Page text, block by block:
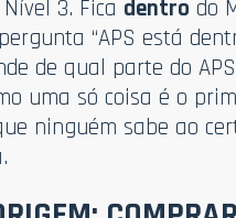
3. Fica dentro do
“APS está
de qual parte do
uma só coisa é o
ninguém sabe ao